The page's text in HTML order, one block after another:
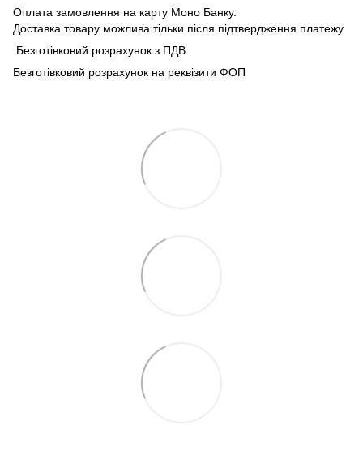
Оплата замовлення на карту Моно Банку.
Доставка товару можлива тільки після підтвердження платежу
Безготівковий розрахунок з ПДВ
Безготівковий розрахунок на реквізити ФОП